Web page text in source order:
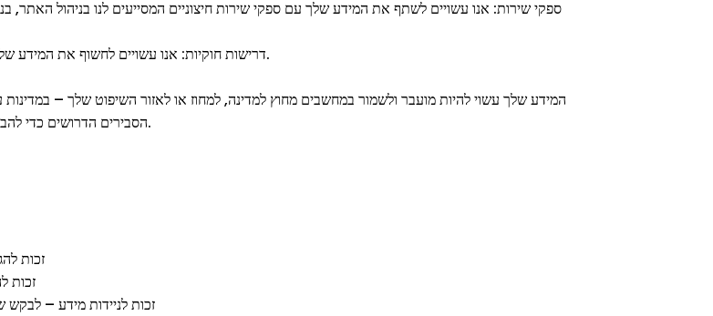
ספקי שירות: אנו עשויים לשתף את המידע שלך עם ספקי שירות חיצוניים המסייעים לנו בניהול
דרישות חוקיות: אנו עשויים לחשוף את המידע שלך אם החוק מחייב זאת או בתגובה לבקשות חוקיות מרשויות מוסמכות.
המידע שלך עשוי להיות מועבר ולשמור במחשבים מחוץ למדינה, למחוז או לאזור השיפוט שלך –
הסבירים הדרושים כדי להבטיח שהמידע שלך יישמר באופן מאובטח ובהתאם למדיניות פרטיות זו.
זכות
זכות
זכות לניידות מידע –